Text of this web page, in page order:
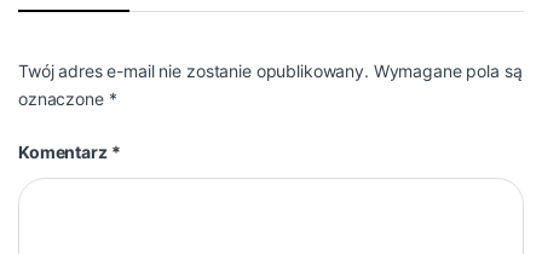
Twój adres e-mail nie zostanie opublikowany. Wymagane pola są
oznaczone *
Komentarz *